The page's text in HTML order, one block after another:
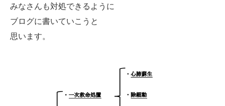
みなさんも対処できるように
ブログに書いていこうと
思います。